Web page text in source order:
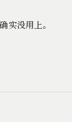
实没用上。